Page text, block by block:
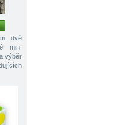
dvě
min.
výběr